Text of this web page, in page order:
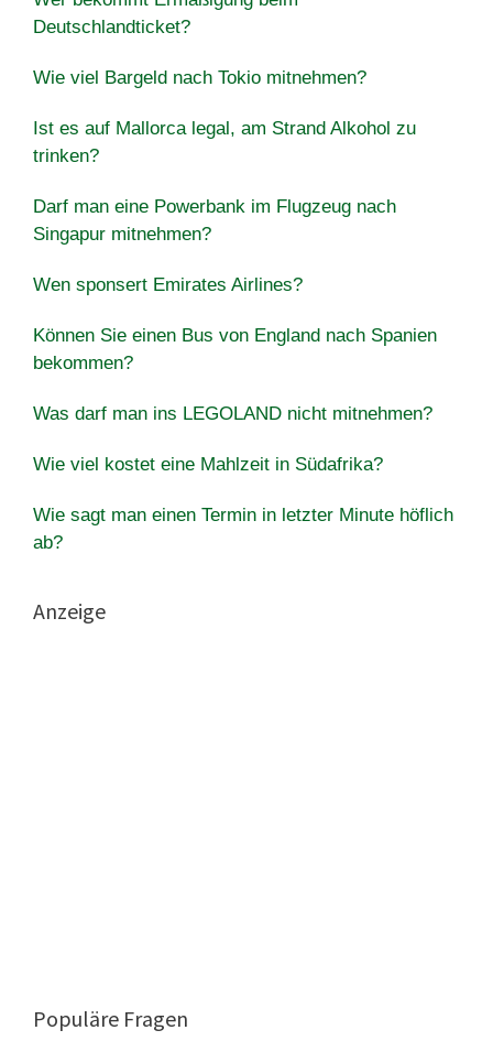
Deutschlandticket?
Wie viel Bargeld nach Tokio mitnehmen?
Ist es auf Mallorca legal, am Strand Alkohol zu
trinken?
Darf man eine Powerbank im Flugzeug nach
Singapur mitnehmen?
Wen sponsert Emirates Airlines?
Können Sie einen Bus von England nach Spanien
bekommen?
Was darf man ins LEGOLAND nicht mitnehmen?
Wie viel kostet eine Mahlzeit in Südafrika?
Wie sagt man einen Termin in letzter Minute höflich
ab?
Anzeige
Populäre Fragen